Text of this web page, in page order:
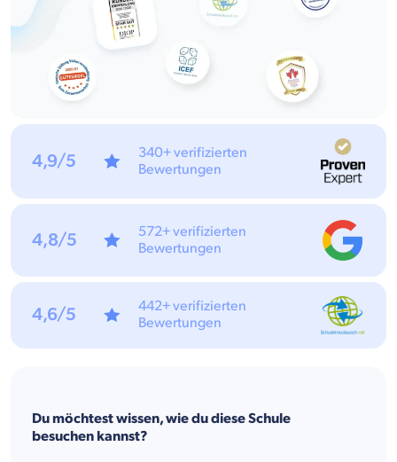
Du möchtest wissen, wie du diese Schule
besuchen kannst?
4,9/5
340+ verifizierten
Bewertungen
4,8/5
572+ verifizierten
Bewertungen
4,6/5
442+ verifizierten
Bewertungen